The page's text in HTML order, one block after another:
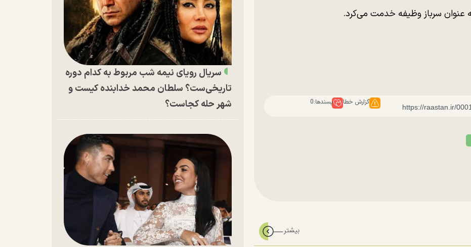
عنوان سرباز وظیفه خدمت می‌کرد.
گزارش خطا پسندها:0
سریال رویای نیمه شب مربوط به کدام دوره
تاریخی‌ست؟ سلطان محمد خدابنده کیست و
شهر حله کجاست؟